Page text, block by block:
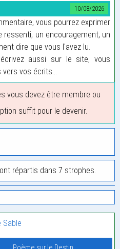
10/08/2026
vous pourrez exprimer
ressenti, un encouragement, un
dire que vous l'avez lu.
aussi sur le site, vous
vos écrits...
vous devez être membre ou
suffit pour le devenir.
répartis dans 7 strophes.
Sable